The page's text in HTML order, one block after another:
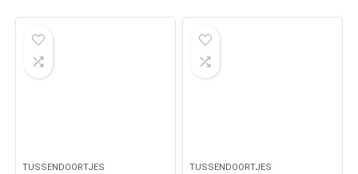
TUSSENDOORTJES TUSSENDOORTJES